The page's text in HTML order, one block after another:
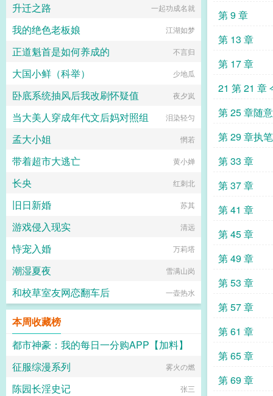
第 9 章
第 13 章
第 17 章
21 第 21
第 25 章随
第 29 章执
第 33 章
第 37 章
第 41 章
第 45 章
第 49 章
第 53 章
第 57 章
第 61 章
第 65 章
第 69 章
升迁之路 一起功成名就
我的绝色老板娘 江湖如梦
正道魁首是如何养成的 不言归
大国小鲜（科举） 少地瓜
卧底系统抽风后我改刷怀疑值 夜夕岚
当大美人穿成年代文后妈对照组 泪染轻匀
孟大小姐 惘若
带着超市大逃亡 黄小婵
长央 红刺北
旧日新婚 苏其
游戏侵入现实 清远
恃宠入婚 万莉塔
潮湿夏夜 雪满山岗
和校草室友网恋翻车后 一壶热水
本周收藏榜
都市神豪：我的每日一分购APP【加料】
都市一分购
征服综漫系列 雾火の燃
陈园长淫史记 张三